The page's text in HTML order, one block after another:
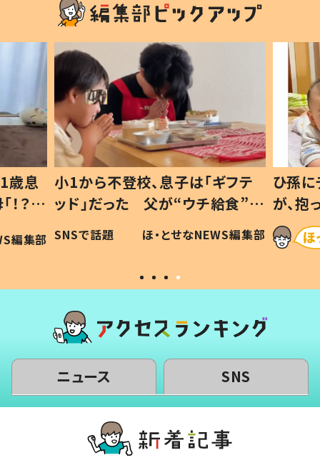
歳息
？」
編集部
小1から不登校、息子は「ギフテ
ッド」だった 父が“ウチ給食”を
作り続ける理由とは #令和の親
#令和の子
SNSで話題 ほ・とせなNEWS編集部
ひ孫
が、
「涙が
い」
ニュース SNS